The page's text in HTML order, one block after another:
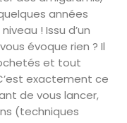
années
! Issu d’un
évoque rien ? Il
et tout
exactement ce
de vous lancer,
(techniques